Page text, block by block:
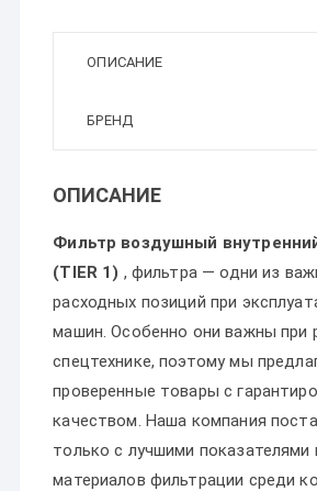
ОПИСАНИЕ
БРЕНД
ОПИСАНИЕ
Фильтр воздушный
(TIER 1) , фильтра — одни из
расходных позиций при
машин. Особенно они важны при
спецтехнике, поэтому мы
проверенные товары с
качеством. Наша компания
только с лучшими показателями
материалов фильтрации среди